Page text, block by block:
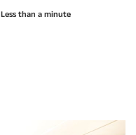
Less than a minute